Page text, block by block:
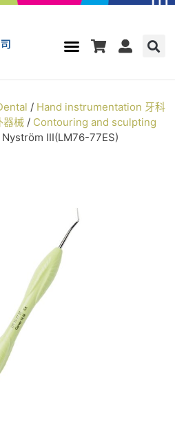
/ Hand instrumentation 牙科
器械 / Contouring and sculpting
Nyström III(LM76-77ES)